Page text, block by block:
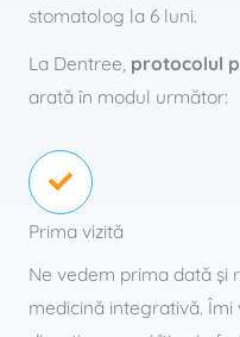
stomatolog la 6 luni.
La Dentree, protocolul
arată în modul următor:
Prima vizită
Ne vedem prima dată şi
medicină integrativă.